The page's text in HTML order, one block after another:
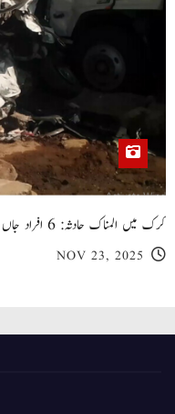
کرک میں المناک حادثہ: 6 افراد جاں بحق، متعدد زخمی
NOV 23, 2025